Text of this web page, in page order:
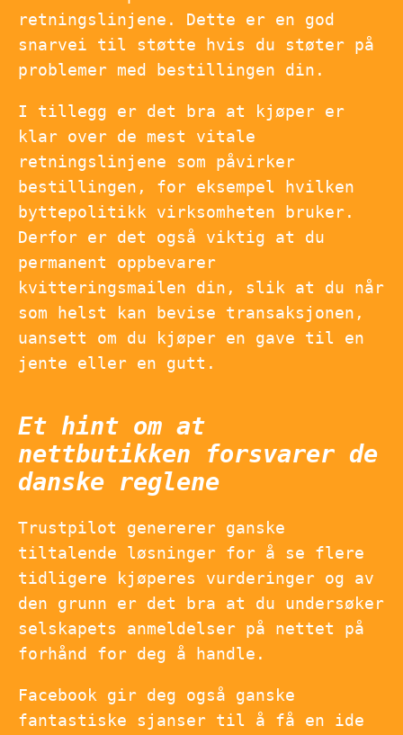
retningslinjene. Dette er en god
snarvei til støtte hvis du støter på
problemer med bestillingen din.
I tillegg er det bra at kjøper er
klar over de mest vitale
retningslinjene som påvirker
bestillingen, for eksempel hvilken
byttepolitikk virksomheten bruker.
Derfor er det også viktig at du
permanent oppbevarer
kvitteringsmailen din, slik at du når
som helst kan bevise transaksjonen,
uansett om du kjøper en gave til en
jente eller en gutt.
Et hint om at
nettbutikken forsvarer de
danske reglene
Trustpilot genererer ganske
tiltalende løsninger for å se flere
tidligere kjøperes vurderinger og av
den grunn er det bra at du undersøker
selskapets anmeldelser på nettet på
forhånd for deg å handle.
Facebook gir deg også ganske
fantastiske sjanser til å få en ide